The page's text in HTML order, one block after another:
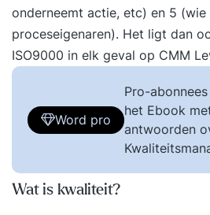
onderneemt actie, etc) en 5 (wie
proceseigenaren). Het ligt dan
ISO9000 in elk geval op CMM
Word pro
Pro-
het Ebook
antwoorden
Wat is kwaliteit?